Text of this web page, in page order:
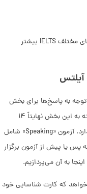
در ادامه درباره شیوه محاسبه و تعیین نمره بخش‌های مختلف IELTS بیشتر
آیلتس
بخش، ممتحن نمره‌ای را از ۰ تا ۹ و با توجه به پاسخ‌ها برای بخش
اسپیکینگ شما در نظر می‌گیرد. زمان اختصاص یافته به این بخش نهایتاً ۱۴
دقیقه است. نمره این بخش در نمره کلی نیز تأثیر دارد. آزمون «Speaking» شامل
یا پیش از آزمون برگزار
به آن ‌می‌پردازیم.
که کارت شناسایی خود